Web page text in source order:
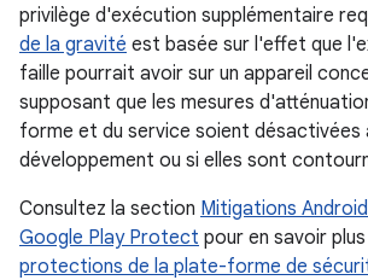
privilège d'exécution supplémentaire
de la gravité est basée sur l'effet que
faille pourrait avoir sur un appareil
supposant que les mesures
forme et du service soient désactivées
développement ou si elles sont
Consultez la section Mitigations
Google Play Protect pour en savoir
protections de la plate-forme de